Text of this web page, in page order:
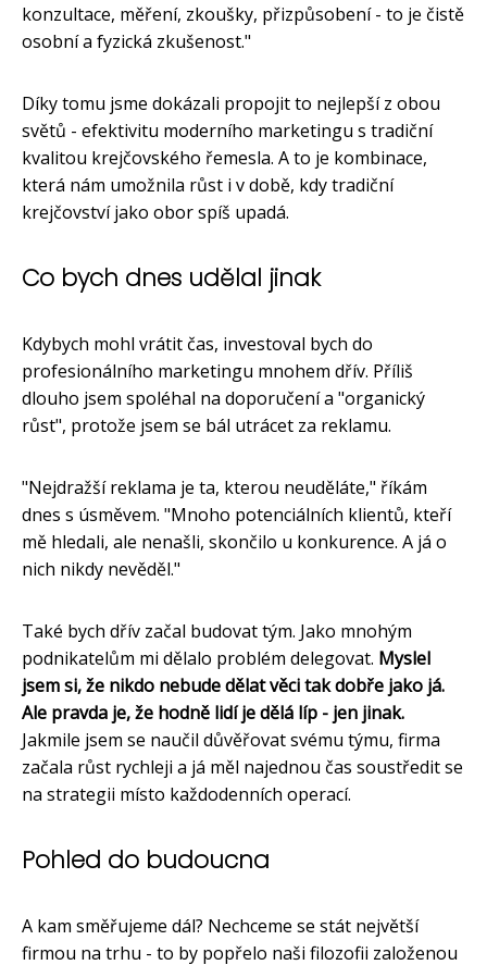
konzultace, měření, zkoušky, přizpůsobení - to je čistě
osobní a fyzická zkušenost."
Díky tomu jsme dokázali propojit to nejlepší z obou
světů - efektivitu moderního marketingu s tradiční
kvalitou krejčovského řemesla. A to je kombinace,
která nám umožnila růst i v době, kdy tradiční
krejčovství jako obor spíš upadá.
Co bych dnes udělal jinak
Kdybych mohl vrátit čas, investoval bych do
profesionálního marketingu mnohem dřív. Příliš
dlouho jsem spoléhal na doporučení a "organický
růst", protože jsem se bál utrácet za reklamu.
"Nejdražší reklama je ta, kterou neuděláte," říkám
dnes s úsměvem. "Mnoho potenciálních klientů, kteří
mě hledali, ale nenašli, skončilo u konkurence. A já o
nich nikdy nevěděl."
Také bych dřív začal budovat tým. Jako mnohým
podnikatelům mi dělalo problém delegovat. Myslel
jsem si, že nikdo nebude dělat věci tak dobře jako já.
Ale pravda je, že hodně lidí je dělá líp - jen jinak.
Jakmile jsem se naučil důvěřovat svému týmu, firma
začala růst rychleji a já měl najednou čas soustředit se
na strategii místo každodenních operací.
Pohled do budoucna
A kam směřujeme dál? Nechceme se stát největší
firmou na trhu - to by popřelo naši filozofii založenou